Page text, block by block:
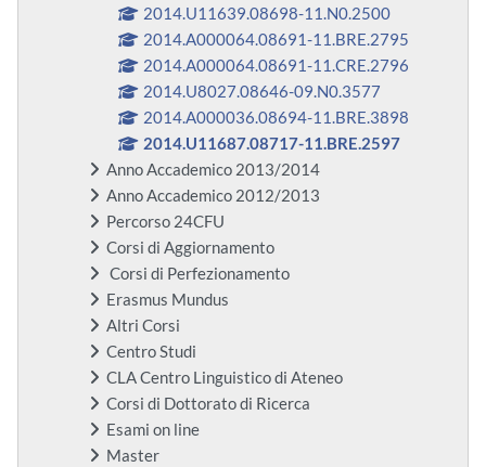
2014.U11639.08698-11.N0.2500
2014.A000064.08691-11.BRE.2795
2014.A000064.08691-11.CRE.2796
2014.U8027.08646-09.N0.3577
2014.A000036.08694-11.BRE.3898
2014.U11687.08717-11.BRE.2597
Anno Accademico 2013/2014
Anno Accademico 2012/2013
Percorso 24CFU
Corsi di Aggiornamento
Corsi di Perfezionamento
Erasmus Mundus
Altri Corsi
Centro Studi
CLA Centro Linguistico di Ateneo
Corsi di Dottorato di Ricerca
Esami on line
Master